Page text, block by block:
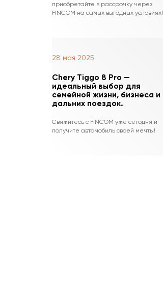
приобретайте в рассрочку через
FINCOM на самых выгодных условиях!
28 мая 2025
Chery Tiggo 8 Pro —
идеальный выбор для
семейной жизни, бизнеса и
дальних поездок.
Свяжитесь с FINCOM уже сегодня и
получите автомобиль своей мечты!